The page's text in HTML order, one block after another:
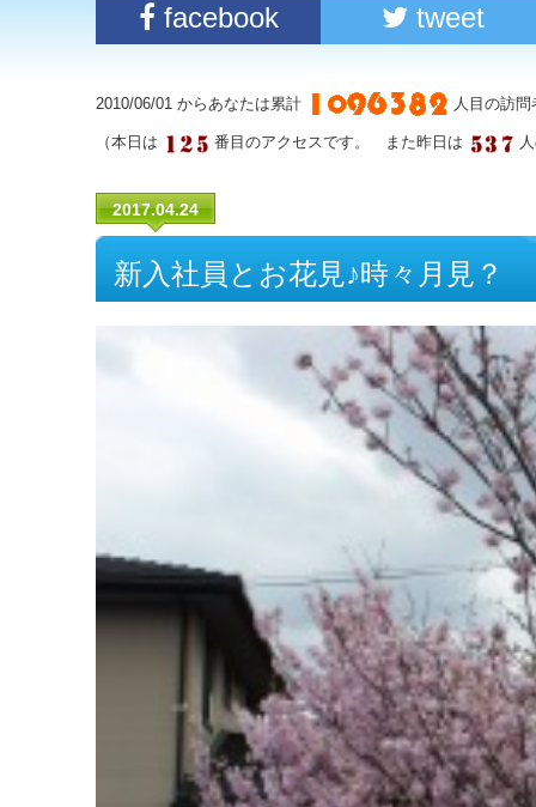
facebook tweet
2010/06/01 からあなたは累計 人目の訪
（本日は 番目のアクセスです。 また昨日は
2017.04.24
新入社員とお花見♪時々月見？